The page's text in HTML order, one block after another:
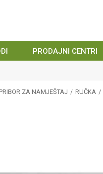
PRODAJNI CENTRI
ZA NAMJEŠTAJ RUČKA